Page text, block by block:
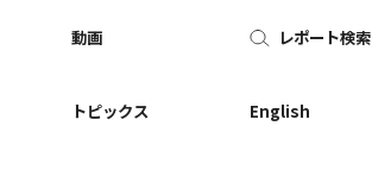
動画
トピックス
レポート検索
English